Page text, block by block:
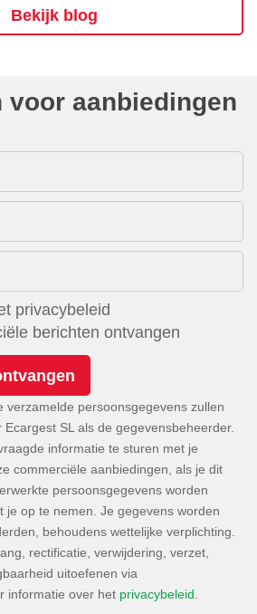
Bekijk blog
voor aanbiedingen
privacybeleid
berichten ontvangen
verzamelde persoonsgegevens zullen
SL als de gegevensbeheerder.
informatie te sturen met je
commerciële aanbiedingen, als je dit
persoonsgegevens worden
je op te nemen. Je gegevens worden
behoudens wettelijke verplichting.
rectificatie, verwijdering, verzet,
uitoefenen via
informatie over het privacybeleid